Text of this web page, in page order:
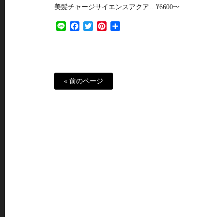
美髪チャージサイエンスアクア…¥6600〜
Line FacebookTwitterPinterest
« 前のページ